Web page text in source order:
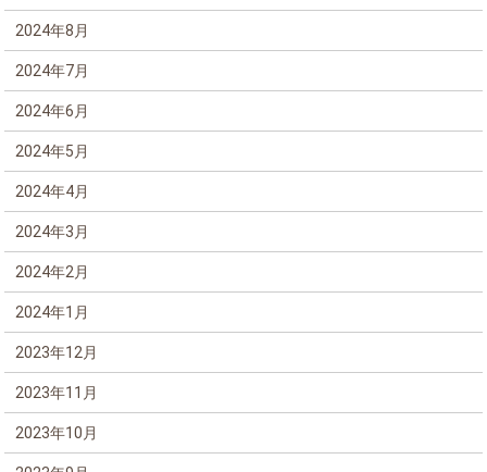
2024年8月
2024年7月
2024年6月
2024年5月
2024年4月
2024年3月
2024年2月
2024年1月
2023年12月
2023年11月
2023年10月